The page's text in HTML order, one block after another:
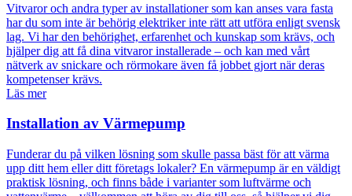
Vitvaror och andra typer av installationer som kan anses vara fasta
har du som inte är behörig elektriker inte rätt att utföra enligt svensk
lag. Vi har den behörighet, erfarenhet och kunskap som krävs, och
hjälper dig att få dina vitvaror installerade – och kan med vårt
nätverk av snickare och rörmokare även få jobbet gjort när deras
kompetenser krävs.
Läs mer
Installation av Värmepump
Funderar du på vilken lösning som skulle passa bäst för att värma
upp ditt hem eller ditt företags lokaler? En värmepump är en väldigt
praktisk lösning, och finns både i varianter som luftvärme och